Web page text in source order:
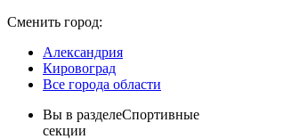
Сменить город:
Александрия
Кировоград
Все города области
Вы в разделеСпортивные
секции